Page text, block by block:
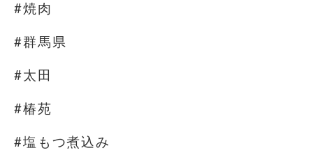
#焼肉
#群馬県
#太田
#椿苑
#塩もつ煮込み